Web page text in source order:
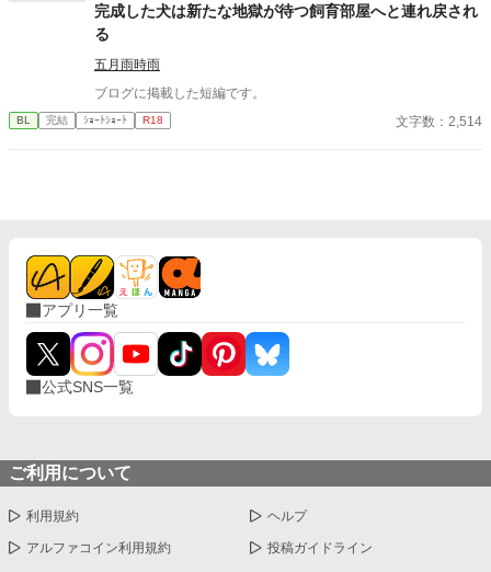
ての誇りを壊すほどに甘く、逃れられないほどに深い。 だが、篠
原の視線の奥に宿るのは、ただの欲望ではなかった。 そこには、
ずっと榊だけを見つめ続けてきた、静かな執着がある。 「俺、前
から思ってたんです。 あなたが誰かに“支配される”ところ、き
っと綺麗だろうなって」 支配する側だったはずの男が、 支配され
ることで初めて“生きている”と感じてしまう――。 上司と部下、
完成した犬は新たな地獄が待つ飼育部屋へと連れ戻され
る
五月雨時雨
ブログに掲載した短編です。
BL 完結 ｼｮｰﾄｼｮｰﾄ R18 文字数：2,514
アプリ一覧
公式SNS一覧
ご利用について
利用規約 ヘルプ
アルファコイン利用規約 投稿ガイドライン